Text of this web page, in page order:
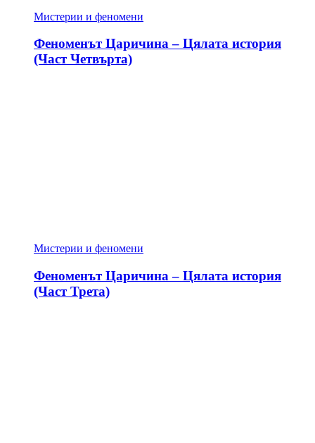
Мистерии и феномени
Феноменът Царичина – Цялата история
(Част Четвърта)
Мистерии и феномени
Феноменът Царичина – Цялата история
(Част Трета)